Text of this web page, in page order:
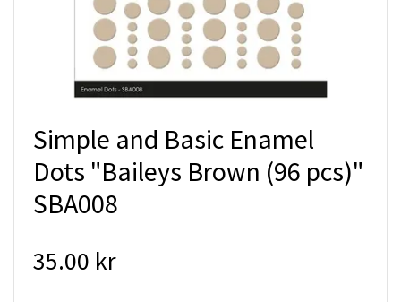
Simple and Basic Enamel
Dots "Baileys Brown (96 pcs)"
SBA008
35.00 kr